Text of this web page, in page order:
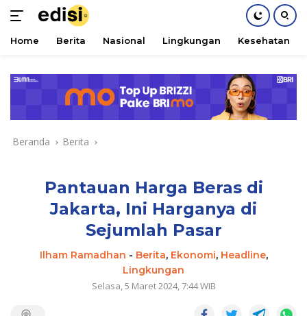
Home Berita Nasional Lingkungan Kesehatan
Beranda Berita
Pantauan Harga Beras di
Jakarta, Ini Harganya di
Sejumlah Pasar
Ilham Ramadhan - Berita, Ekonomi, Headline,
Lingkungan
Selasa, 5 Maret 2024, 7:44 WIB